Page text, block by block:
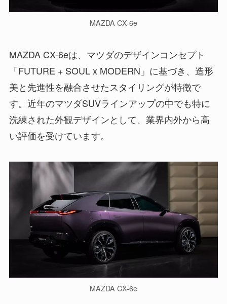
MAZDA CX-6e
MAZDA CX-6eは、マツダのデザインコンセプト
「FUTURE + SOUL x MODERN」に基づき、造形
美と先進性を融合させたスタイリングが特徴で
す。近年のマツダSUVラインアップの中でも特に
洗練された外観デザインとして、業界内外から高
い評価を受けています。
MAZDA CX-6e